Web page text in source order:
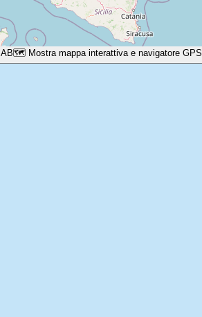
AB🗺️ Mostra mappa interattiva e navigatore GPS